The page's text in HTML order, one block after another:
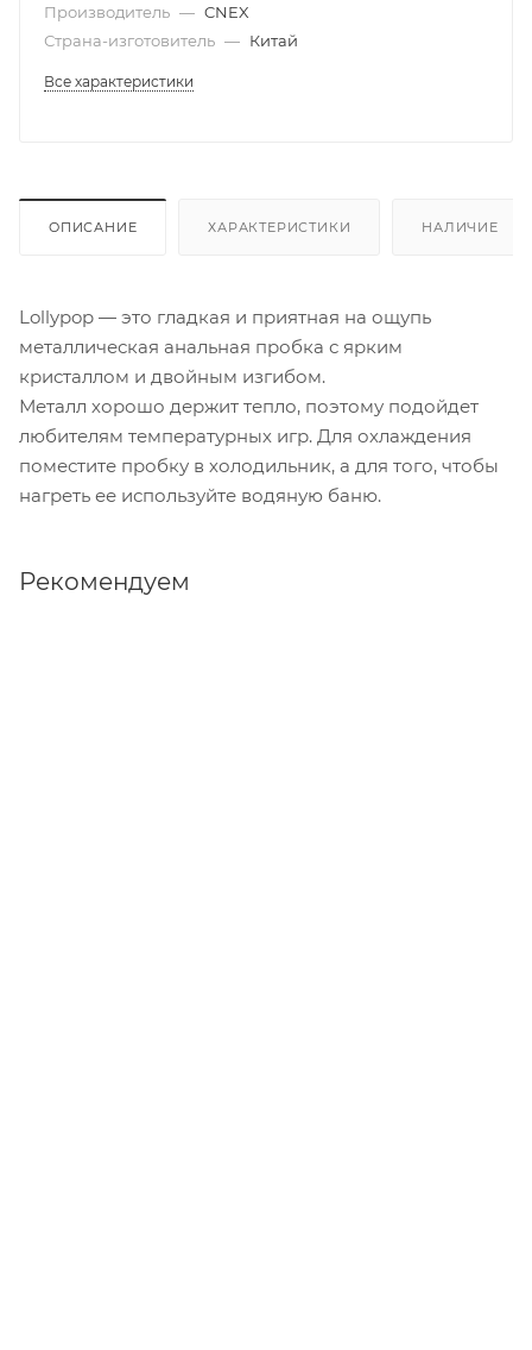
Производитель — CNEX
Страна-изготовитель — Китай
Все характеристики
ОПИСАНИЕ ХАРАКТЕРИСТИКИ НАЛИЧИЕ
Lollypop — это гладкая и приятная на ощупь
металлическая анальная пробка с ярким
кристаллом и двойным изгибом.
Металл хорошо держит тепло, поэтому подойдет
любителям температурных игр. Для охлаждения
поместите пробку в холодильник, а для того, чтобы
нагреть ее используйте водяную баню.
Рекомендуем